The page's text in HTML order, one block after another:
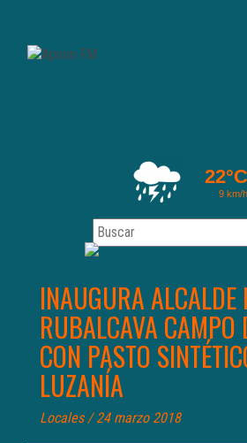
INAUGURA ALCALDE
RUBALCAVA CAMPO
CON PASTO
LUZANÍA
Locales/ 24 marzo 2018